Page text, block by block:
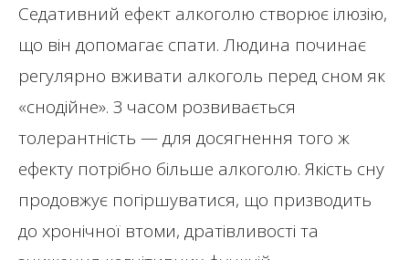
Седативний ефект алкоголю створює ілюзію,
що він допомагає спати. Людина починає
регулярно вживати алкоголь перед сном як
«снодійне». З часом розвивається
толерантність — для досягнення того ж
ефекту потрібно більше алкоголю. Якість сну
продовжує погіршуватися, що призводить
до хронічної втоми, дратівливості та